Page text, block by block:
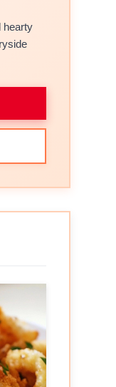
hearty